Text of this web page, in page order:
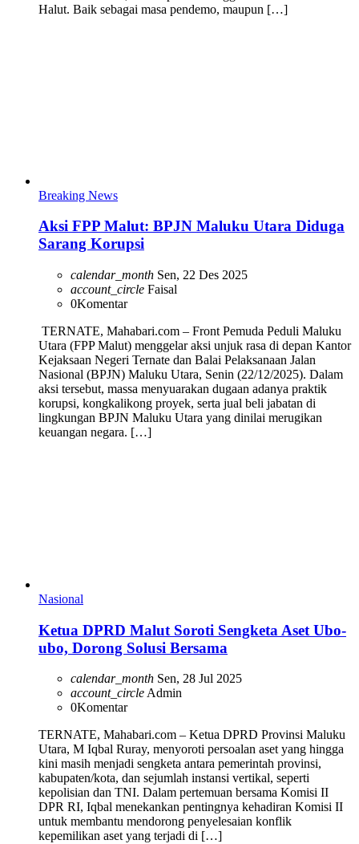
Halut. Baik sebagai masa pendemo, maupun […]
Breaking News
Aksi FPP Malut: BPJN Maluku Utara Diduga
Sarang Korupsi
calendar_month Sen, 22 Des 2025
account_circle Faisal
0Komentar
TERNATE, Mahabari.com – Front Pemuda Peduli Maluku
Utara (FPP Malut) menggelar aksi unjuk rasa di depan Kantor
Kejaksaan Negeri Ternate dan Balai Pelaksanaan Jalan
Nasional (BPJN) Maluku Utara, Senin (22/12/2025). Dalam
aksi tersebut, massa menyuarakan dugaan adanya praktik
korupsi, kongkalikong proyek, serta jual beli jabatan di
lingkungan BPJN Maluku Utara yang dinilai merugikan
keuangan negara. […]
Nasional
Ketua DPRD Malut Soroti Sengketa Aset Ubo-
ubo, Dorong Solusi Bersama
calendar_month Sen, 28 Jul 2025
account_circleAdmin
0Komentar
TERNATE, Mahabari.com – Ketua DPRD Provinsi Maluku
Utara, M Iqbal Ruray, menyoroti persoalan aset yang hingga
kini masih menjadi sengketa antara pemerintah provinsi,
kabupaten/kota, dan sejumlah instansi vertikal, seperti
kepolisian dan TNI. Dalam pertemuan bersama Komisi II
DPR RI, Iqbal menekankan pentingnya kehadiran Komisi II
untuk membantu mendorong penyelesaian konflik
kepemilikan aset yang terjadi di […]